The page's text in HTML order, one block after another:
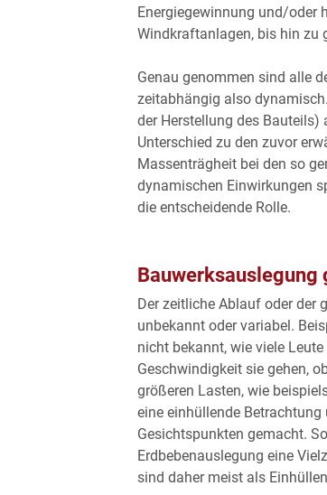
Energiegewinnung und/oder
Windkraftanlagen, bis hin zu
Genau genommen sind alle
zeitabhängig also
der Herstellung des
Unterschied zu den zuvor
Massenträgheit bei den so
dynamischen Einwirkungen
die entscheidende Rolle.
Bauwerksauslegung
Der zeitliche Ablauf oder der
unbekannt oder variabel.
nicht bekannt, wie viele
Geschwindigkeit sie gehen,
größeren Lasten, wie
eine einhüllende
Gesichtspunkten gemacht.
Erdbebenauslegung eine
sind daher meist als